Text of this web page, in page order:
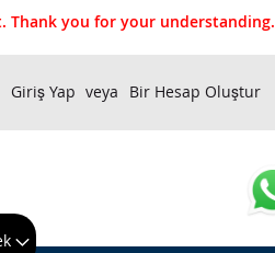
Thank you for your understanding.
Giriş Yap Bir Hesap Oluştur